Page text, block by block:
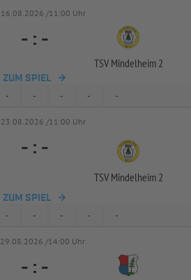
16.08.2026 /11:00 Uhr
- : -
TSV Mindelheim 2
ZUM SPIEL
- - - - -
23.08.2026 /11:00 Uhr
- : -
TSV Mindelheim 2
ZUM SPIEL
- - - - -
29.08.2026 /14:00 Uhr
- : -